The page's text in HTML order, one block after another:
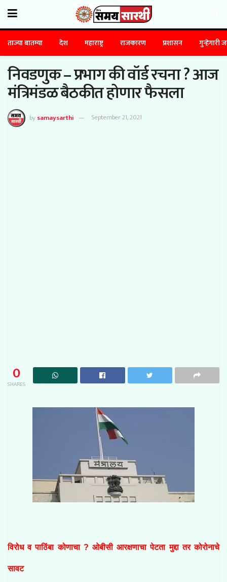
ताज्या बातम्या देश महाराष्ट्र राजकारण प्रशासन गुन्हेगारी
निवडणुक – प्रभाग की वॉर्ड रचना ? आज
मंत्रिमंडळ बैठकीत होणार फैसला
bysamaysarthi September 21, 2021
0
SHARES
विरोध व पाठिंबा कोणाचा ? ओबीसी आरक्षणाचा पेटता मुद्दा तर कोरोनाचे
सावट